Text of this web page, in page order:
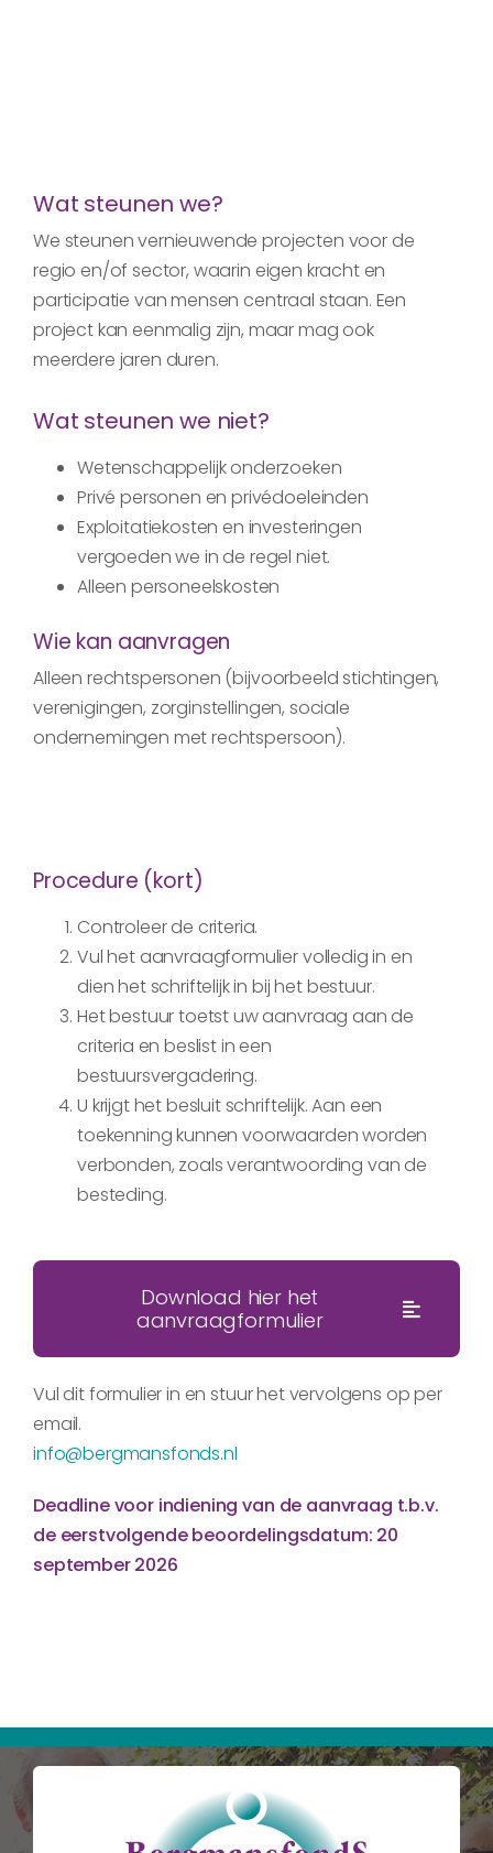
Wat steunen we?
We steunen vernieuwende projecten voor de
regio en/of sector, waarin eigen kracht en
participatie van mensen centraal staan. Een
project kan eenmalig zijn, maar mag ook
meerdere jaren duren.
Wat steunen we niet?
Wetenschappelijk onderzoeken
Privé personen en privédoeleinden
Exploitatiekosten en investeringen
vergoeden we in de regel niet.
Alleen personeelskosten
Wie kan aanvragen
Alleen rechtspersonen (bijvoorbeeld stichtingen,
verenigingen, zorginstellingen, sociale
ondernemingen met rechtspersoon).
Procedure (kort)
Controleer de criteria.
Vul het aanvraagformulier volledig in en
dien het schriftelijk in bij het bestuur.
Het bestuur toetst uw aanvraag aan de
criteria en beslist in een
bestuursvergadering.
U krijgt het besluit schriftelijk. Aan een
toekenning kunnen voorwaarden worden
verbonden, zoals verantwoording van de
besteding.
Download hier het
aanvraagformulier
Vul dit formulier in en stuur het vervolgens op per
email.
info@bergmansfonds.nl
Deadline voor indiening van de aanvraag t.b.v.
de eerstvolgende beoordelingsdatum: 20
september 2026